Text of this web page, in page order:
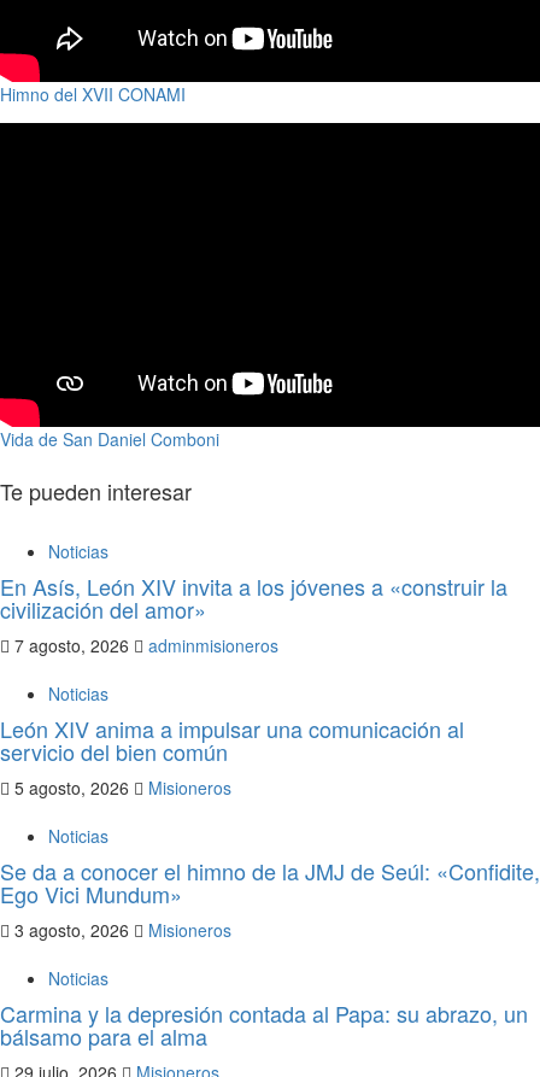
Himno del XVII CONAMI
Vida de San Daniel Comboni
Te pueden interesar
Noticias
En Asís, León XIV invita a los jóvenes a «construir la
civilización del amor»
7 agosto, 2026
adminmisioneros
Noticias
León XIV anima a impulsar una comunicación al
servicio del bien común
5 agosto, 2026
Misioneros
Noticias
Se da a conocer el himno de la JMJ de Seúl: «Confidite,
Ego Vici Mundum»
3 agosto, 2026
Misioneros
Noticias
Carmina y la depresión contada al Papa: su abrazo, un
bálsamo para el alma